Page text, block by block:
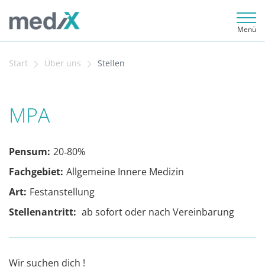
Menü
Start Über uns Stellen
MPA
Pensum: 20‐80%
Fachgebiet: Allgemeine Innere Medizin
Art: Festanstellung
Stellenantritt: ab sofort oder nach Vereinbarung
Wir suchen dich !